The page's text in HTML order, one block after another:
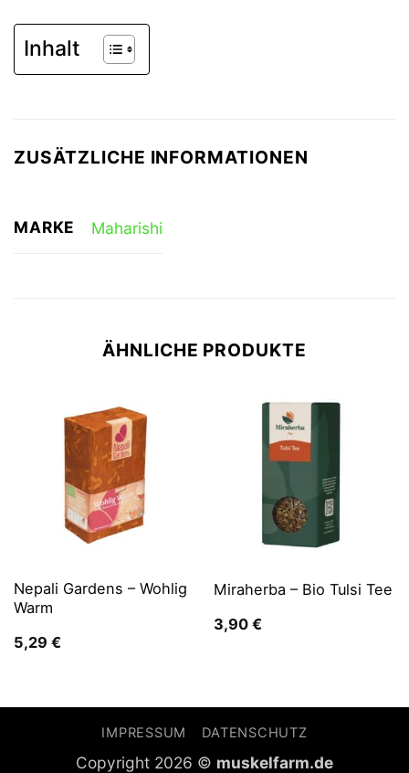
Inhalt
ZUSÄTZLICHE INFORMATIONEN
MARKE Maharishi
ÄHNLICHE PRODUKTE
Nepali Gardens – Wohlig
Warm
5,29 €
Miraherba – Bio Tulsi Tee
3,90 €
IMPRESSUM DATENSCHUTZ
Copyright 2026 © muskelfarm.de